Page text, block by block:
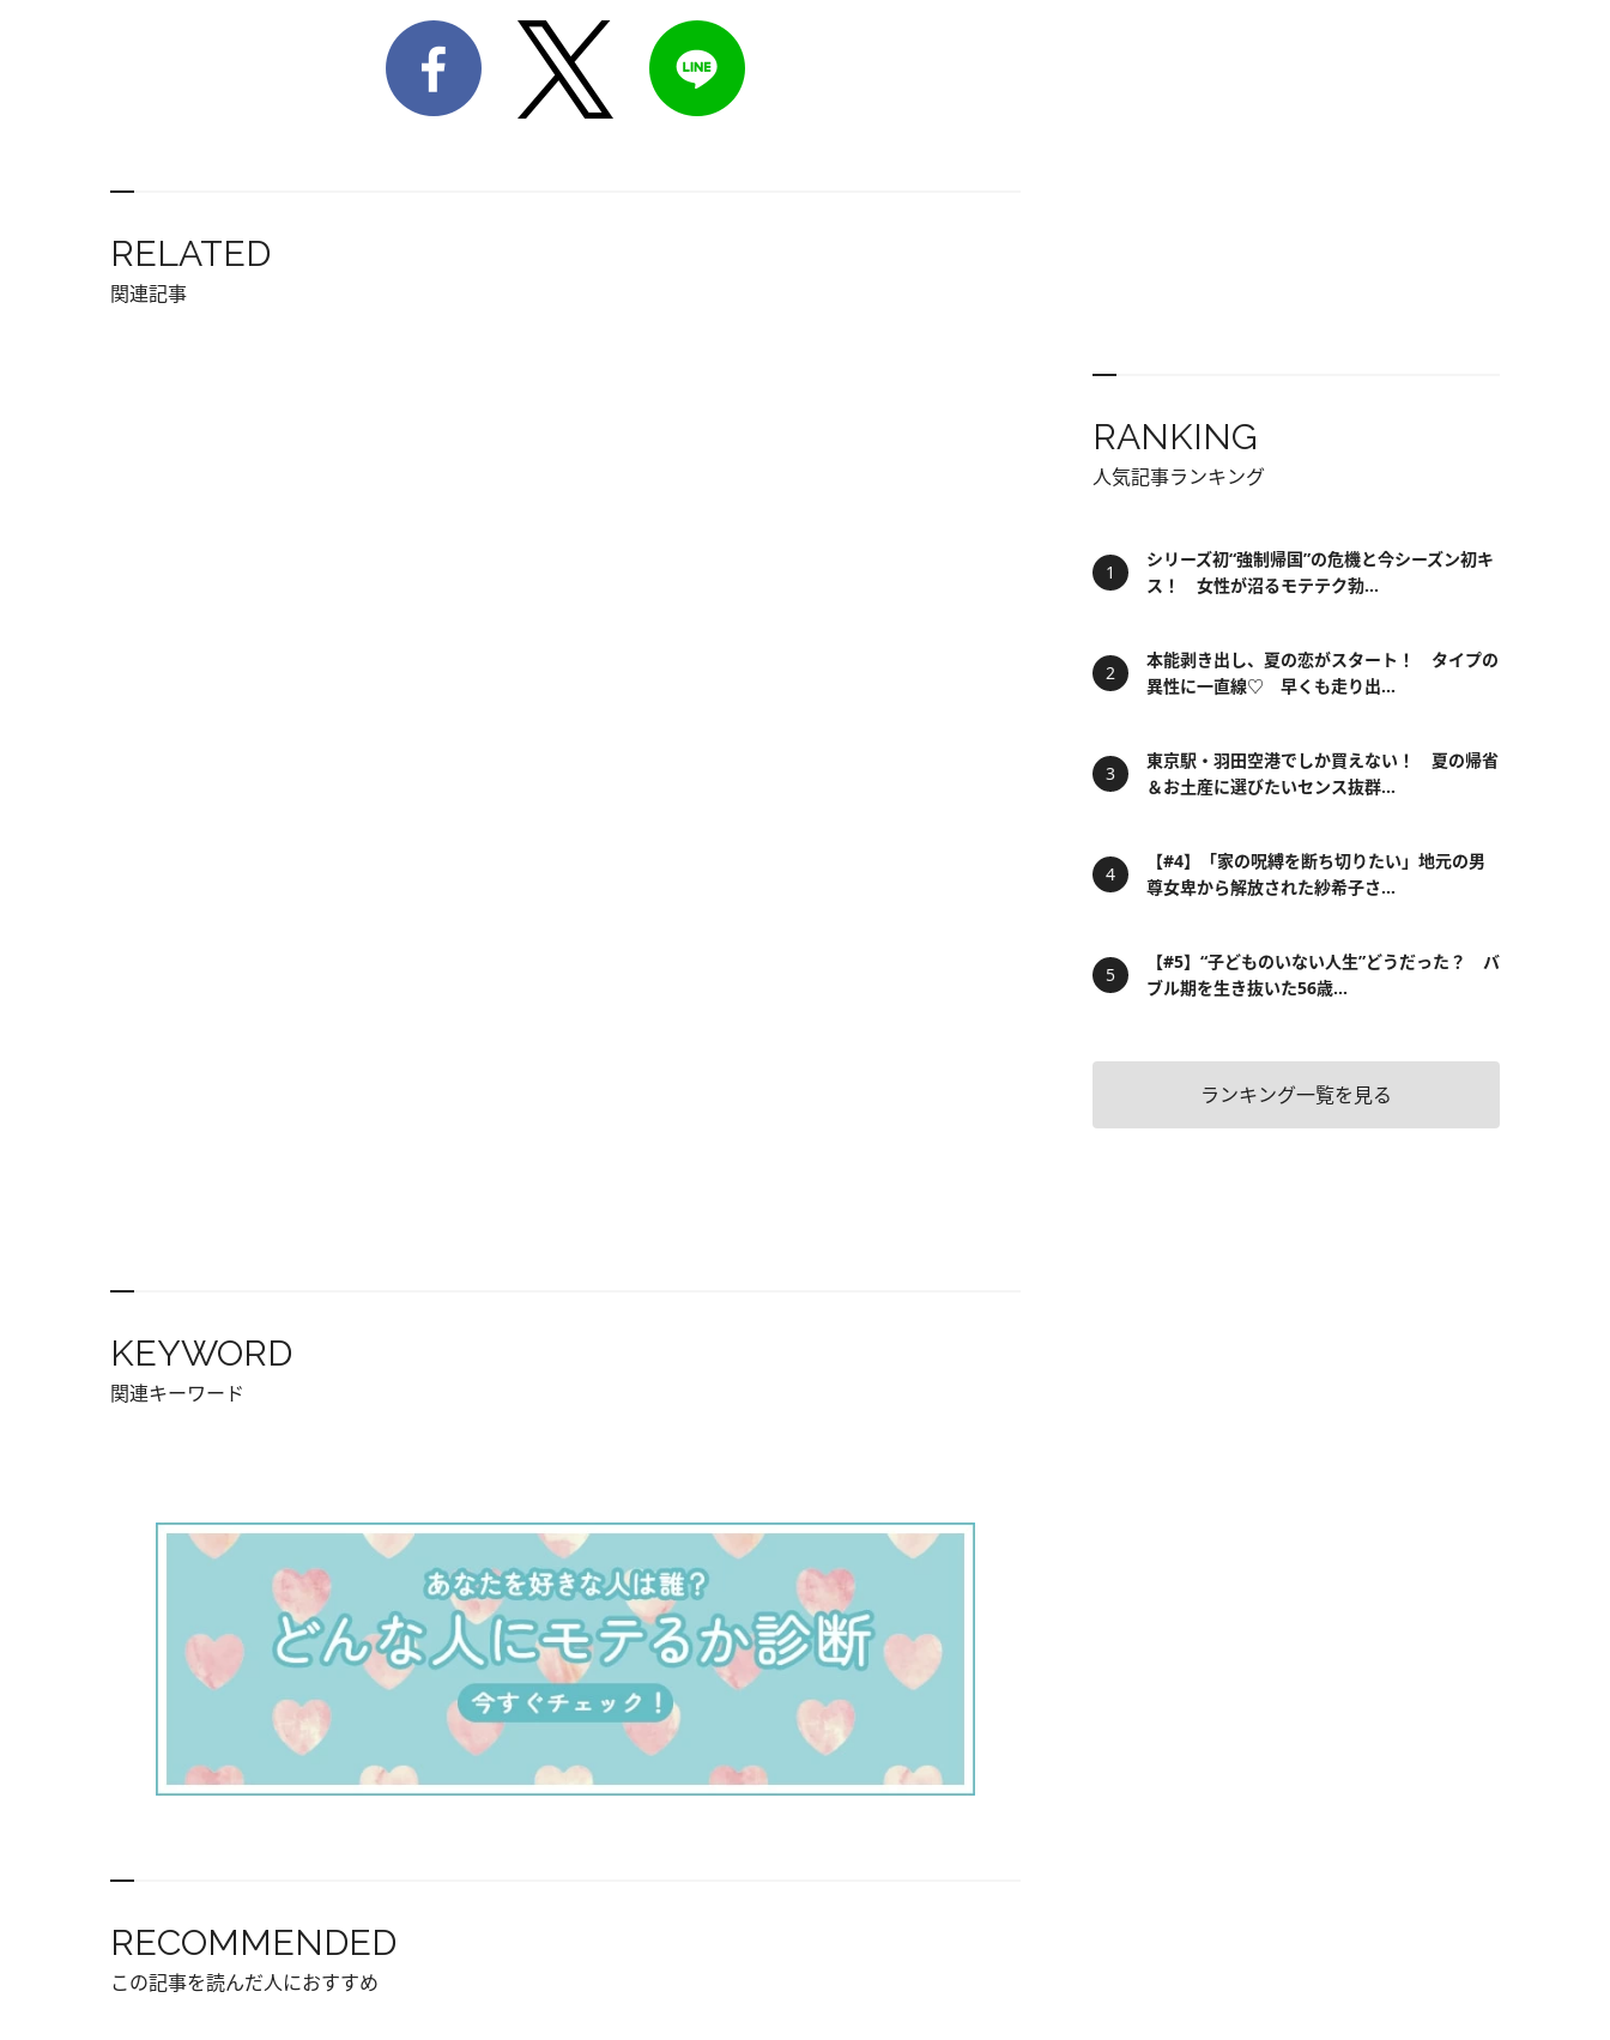
RELATED
関連記事
KEYWORD
関連キーワード
RECOMMENDED
この記事を読んだ人におすすめ
RANKING
人気記事ランキング
シリーズ初“強制帰国”の危機と今シーズン初キ
ス！ 女性が沼るモテテク勃...
本能剥き出し、夏の恋がスタート！ タイプの
異性に一直線♡ 早くも走り出...
東京駅・羽田空港でしか買えない！ 夏の帰省
＆お土産に選びたいセンス抜群...
【#4】「家の呪縛を断ち切りたい」地元の男
尊女卑から解放された紗希子さ...
【#5】“子どものいない人生”どうだった？ バ
ブル期を生き抜いた56歳...
ランキング一覧を見る